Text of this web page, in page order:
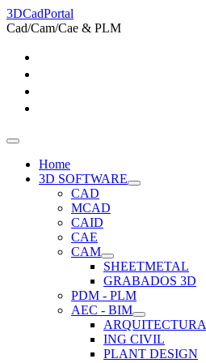
3DCadPortal
Cad/Cam/Cae & PLM
Home
3D SOFTWARE
CAD
MCAD
CAID
CAE
CAM
SHEETMETAL
GRABADOS 3D
PDM - PLM
AEC - BIM
ARQUITECTURA
ING CIVIL
PLANT DESIGN